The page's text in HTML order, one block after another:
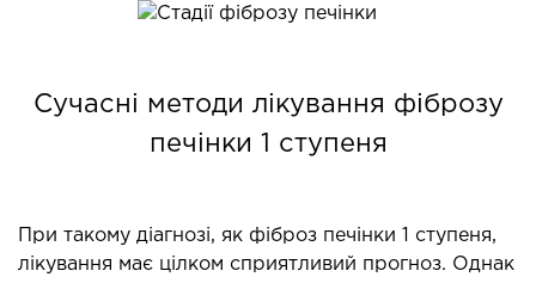
хірургія
опорно-рухового апарату
Сучасні методи лікування фіброзу
печінки 1 ступеня
При такому діагнозі, як фіброз печінки 1 ступеня,
лікування має цілком сприятливий прогноз. Однак